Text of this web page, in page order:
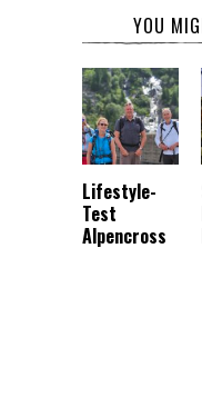
YOU
Lifestyle-
Test
Alpencross